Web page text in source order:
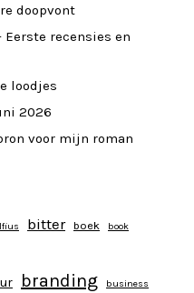
doopvont
recensies en
loodjes
2026
voor mijn roman
bitter boek book
branding business